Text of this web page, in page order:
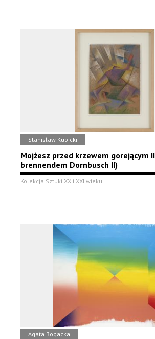
Stanisław Kubicki
Mojżesz przed krzewem gorejącym
brennendem Dornbusch II)
Kolekcja Sztuki XX i XXI wieku
Agata Bogacka